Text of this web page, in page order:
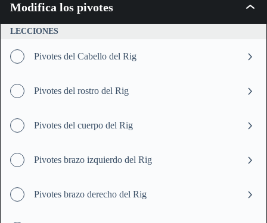
Modifica los pivotes
LECCIONES
Pivotes del Cabello del Rig
Pivotes del rostro del Rig
Pivotes del cuerpo del Rig
Pivotes brazo izquierdo del Rig
Pivotes brazo derecho del Rig